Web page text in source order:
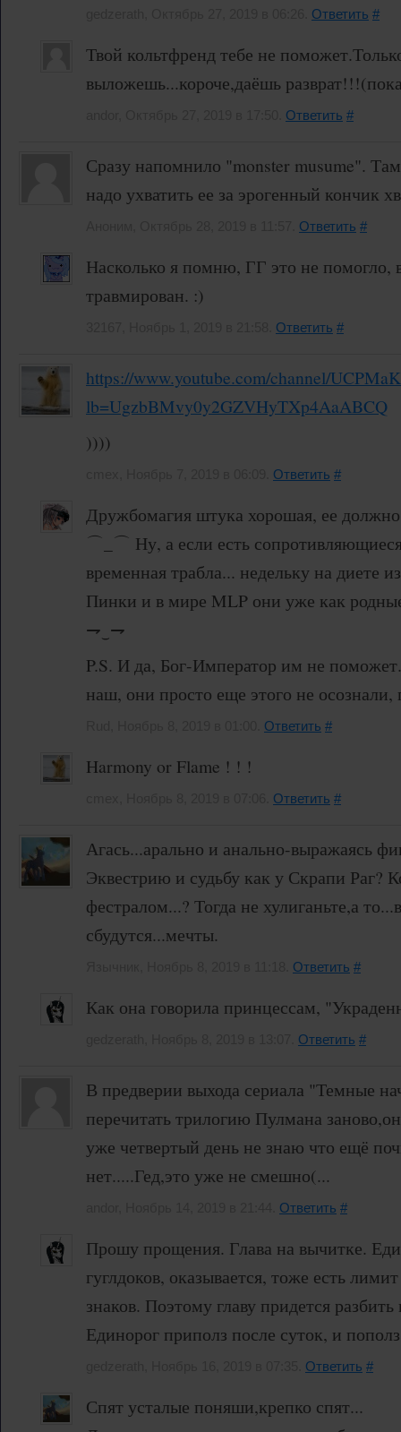
Ответить #
Твой кольтфренд тебе не
выложешь...короче,даёшь
Ответить #
Сразу напомнило "monster musume".
надо ухватить ее за эрогенный кончик
Ответить #
Насколько я помню, ГГ это не помогло,
травмирован. :)
Ответить #
https://www.youtube.com/channel/
lb=UgzbBMvy0y2GZVHyTXp4AaABCQ
))))
Ответить #
Дружбомагия штука хорошая, ее
⌒_⌒ Ну, а если есть
временная трабла... недельку на диете
Пинки и в мире MLP они уже как
⇁‿⇁
P.S. И да, Бог-Император им не
наш, они просто еще этого не осознали,
Ответить #
Harmony or Flame ! ! !
Ответить #
Агась...арально и анально-выражаясь
Эквестрию и судьбу как у Скрапи Раг?
фестралом...? Тогда не хулиганьте,а
сбудутся...мечты.
Ответить #
Как она говорила принцессам,
Ответить #
В предверии выхода сериала "Темные
перечитать трилогию Пулмана
уже четвертый день не знаю что ещё
нет.....Гед,это уже не смешно(...
Ответить #
Прошу прощения. Глава на вычитке.
гуглдоков, оказывается, тоже есть
знаков. Поэтому главу придется
Единорог приполз после суток, и
Ответить #
Спят усталые поняши,крепко спят...